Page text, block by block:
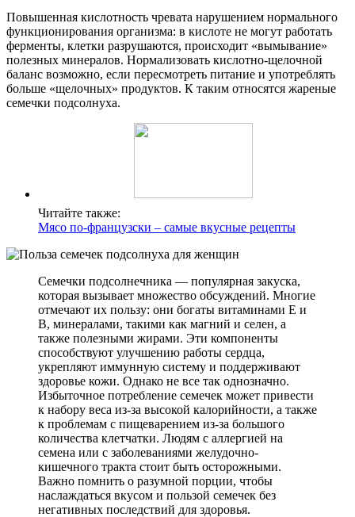
Повышенная кислотность чревата нарушением нормального
функционирования организма: в кислоте не могут работать
ферменты, клетки разрушаются, происходит «вымывание»
полезных минералов. Нормализовать кислотно-щелочной
баланс возможно, если пересмотреть питание и употреблять
больше «щелочных» продуктов. К таким относятся жареные
семечки подсолнуха.
Читайте также:
Мясо по-французски – самые вкусные рецепты
Семечки подсолнечника — популярная закуска,
которая вызывает множество обсуждений. Многие
отмечают их пользу: они богаты витаминами E и
B, минералами, такими как магний и селен, а
также полезными жирами. Эти компоненты
способствуют улучшению работы сердца,
укрепляют иммунную систему и поддерживают
здоровье кожи. Однако не все так однозначно.
Избыточное потребление семечек может привести
к набору веса из-за высокой калорийности, а также
к проблемам с пищеварением из-за большого
количества клетчатки. Людям с аллергией на
семена или с заболеваниями желудочно-
кишечного тракта стоит быть осторожными.
Важно помнить о разумной порции, чтобы
наслаждаться вкусом и пользой семечек без
негативных последствий для здоровья.